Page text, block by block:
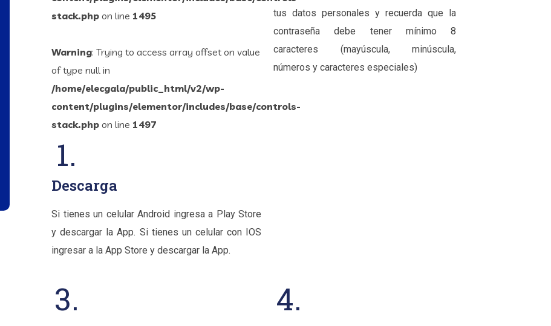
stack.php on line1495
Warning: Trying to access array offset on value
of type null in
/home/elecgala/public_html/v2/wp-
content/plugins/elementor/includes/base/controls-
stack.php on line1497
1.
Descarga
Si tienes un celular Android ingresa a Play Store
y descargar la App. Si tienes un celular con IOS
ingresar a la App Store y descargar la App.
tus datos personales y recuerda que la
contraseña debe tener mínimo 8
caracteres (mayúscula, minúscula,
números y caracteres especiales)
3. 4.